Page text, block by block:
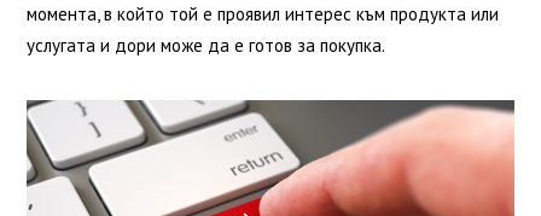
момента, в който той е проявил интерес към продукта или
услугата и дори може да е готов за покупка.